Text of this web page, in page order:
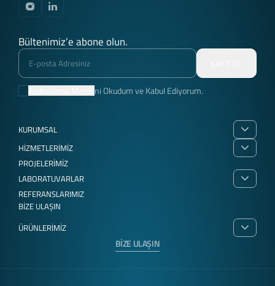
Bültenimiz’e abone olun.
ni Okudum ve Kabul Ediyorum.
KURUMSAL
HİZMETLERİMİZ
PROJELERİMİZ
LABORATUVARLAR
REFERANSLARIMIZ
BİZE ULAŞIN
ÜRÜNLERİMİZ
BİZE ULAŞIN